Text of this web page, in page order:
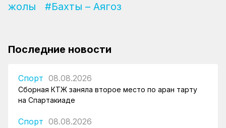
жолы
#Бахты – Аягоз
Последние новости
Спорт 08.08.2026
Сборная КТЖ заняла второе место по арқан тарту
на Спартакиаде
Спорт 08.08.2026